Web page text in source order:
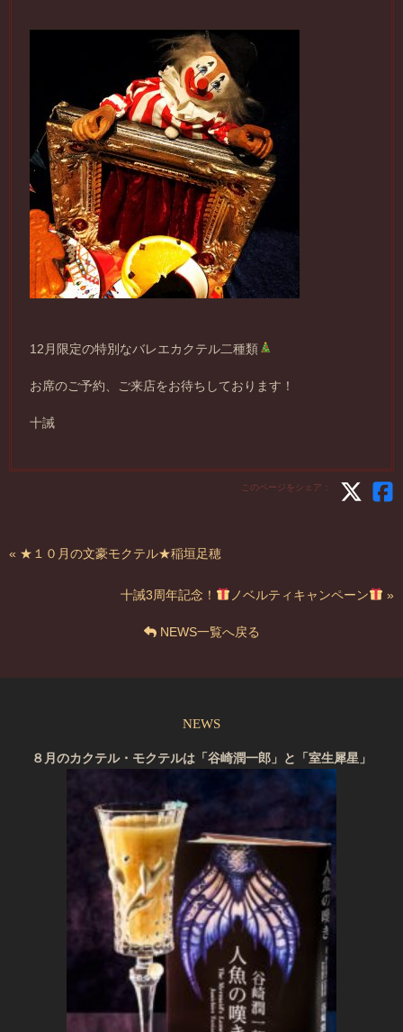
12月限定の特別なバレエカクテル二種類
お席のご予約、ご来店をお待ちしております！
十誡
このページをシェア：
« ★１０月の文豪モクテル★稲垣足穂
十誡3周年記念！ ノベルティキャンペーン »
NEWS一覧へ戻る
NEWS
８月のカクテル・モクテルは「谷崎潤一郎」と「室生犀星」